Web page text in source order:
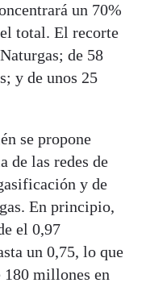
un 70%
total. El recorte
de 58
y de unos 25
se propone
de las redes de
y de
En principio,
el 0,97
un 0,75, lo que
180 millones en